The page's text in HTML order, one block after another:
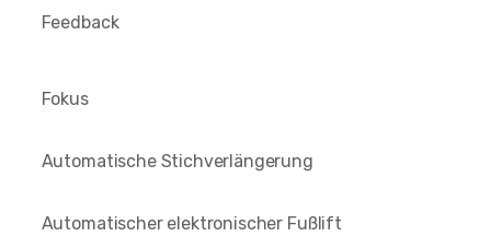
Feedback
Fokus
Automatische Stichverlängerung
Automatischer elektronischer Fußlift